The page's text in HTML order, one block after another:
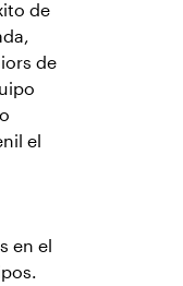
de
de
el
en el